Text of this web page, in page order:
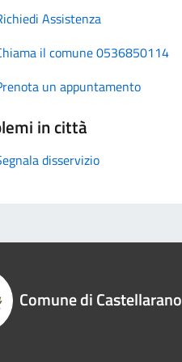
Assistenza
il comune 0536850114
un appuntamento
in città
disservizio
Comune di Castellarano